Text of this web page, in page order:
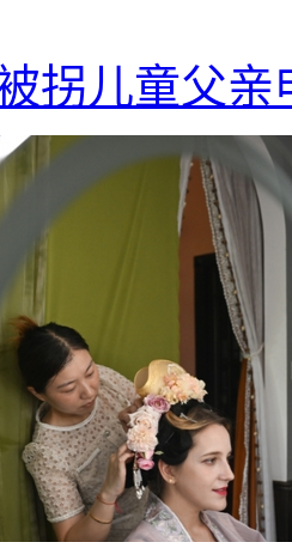
拐儿童父